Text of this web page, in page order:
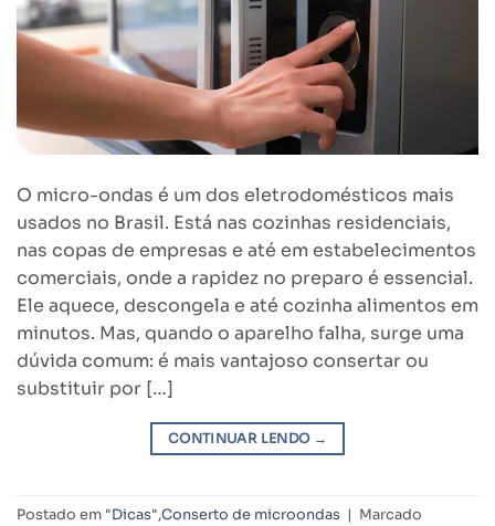
O micro-ondas é um dos eletrodomésticos mais
usados no Brasil. Está nas cozinhas residenciais,
nas copas de empresas e até em estabelecimentos
comerciais, onde a rapidez no preparo é essencial.
Ele aquece, descongela e até cozinha alimentos em
minutos. Mas, quando o aparelho falha, surge uma
dúvida comum: é mais vantajoso consertar ou
substituir por […]
CONTINUAR LENDO →
Postado em "Dicas",Conserto de microondas | Marcado